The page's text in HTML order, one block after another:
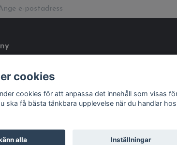
cookies
cookies för att anpassa det innehåll som visas
ska få bästa tänkbara upplevelse när du handlar hos
alla Inställningar